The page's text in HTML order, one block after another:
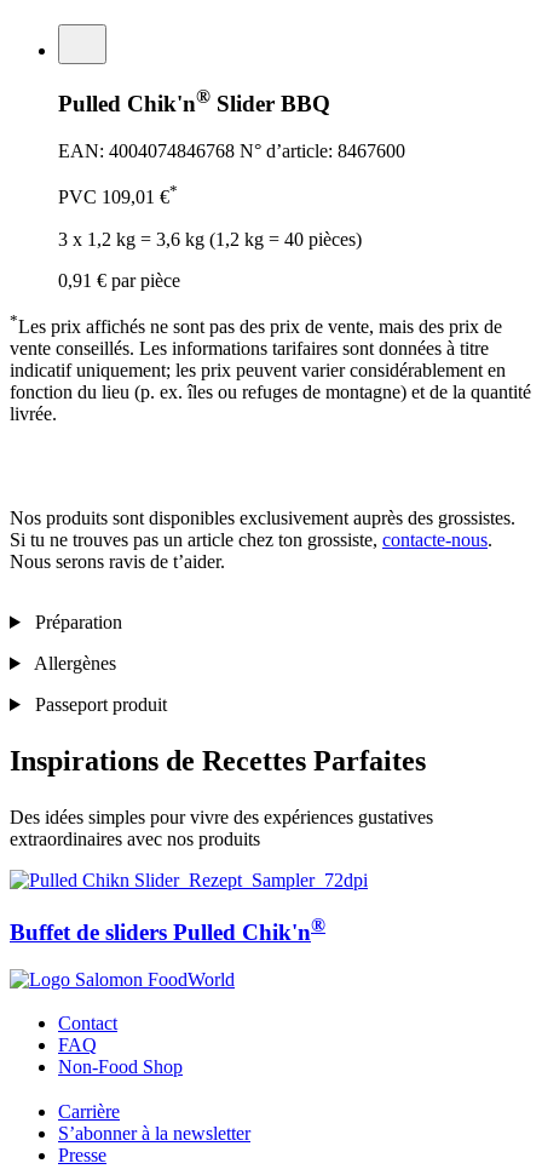
Pulled Chik'n® Slider BBQ
EAN: 4004074846768 N° d’article: 8467600
PVC 109,01 €*
3 x 1,2 kg = 3,6 kg (1,2 kg = 40 pièces)
0,91 € par pièce
*Les prix affichés ne sont pas des prix de vente, mais des prix de
vente conseillés. Les informations tarifaires sont données à titre
indicatif uniquement; les prix peuvent varier considérablement en
fonction du lieu (p. ex. îles ou refuges de montagne) et de la quantité
livrée.
Nos produits sont disponibles exclusivement auprès des grossistes.
Si tu ne trouves pas un article chez ton grossiste, contacte-nous.
Nous serons ravis de t’aider.
Préparation
Allergènes
Passeport produit
Inspirations de Recettes Parfaites
Des idées simples pour vivre des expériences gustatives
extraordinaires avec nos produits
Buffet de sliders Pulled Chik'n®
Contact
FAQ
Non-Food Shop
Carrière
S’abonner à la newsletter
Presse